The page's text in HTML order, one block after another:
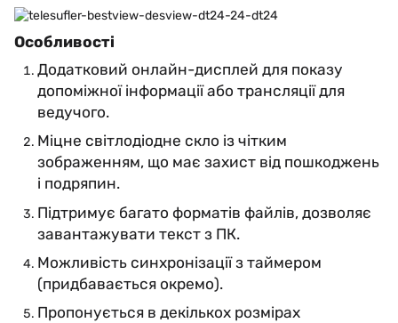
Особливості
Додатковий онлайн-дисплей для показу
допоміжної інформації або трансляції для
ведучого.
Міцне світлодіодне скло із чітким
зображенням, що має захист від пошкоджень
і подряпин.
Підтримує багато форматів файлів, дозволяє
завантажувати текст з ПК.
Можливість синхронізації з таймером
(придбавається окремо).
Пропонується в декількох розмірах